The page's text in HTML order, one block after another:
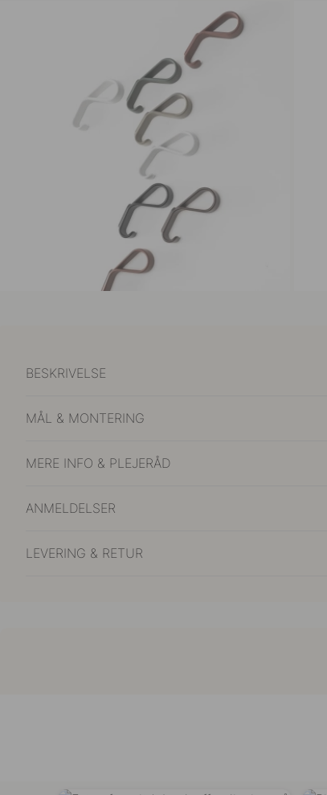
BESKRIVELSE
MÅL & MONTERING
MERE INFO & PLEJERÅD
ANMELDELSER
LEVERING & RETUR